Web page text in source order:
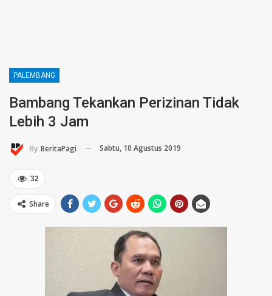
PALEMBANG
Bambang Tekankan Perizinan Tidak
Lebih 3 Jam
By BeritaPagi Sabtu, 10 Agustus 2019
32
Share